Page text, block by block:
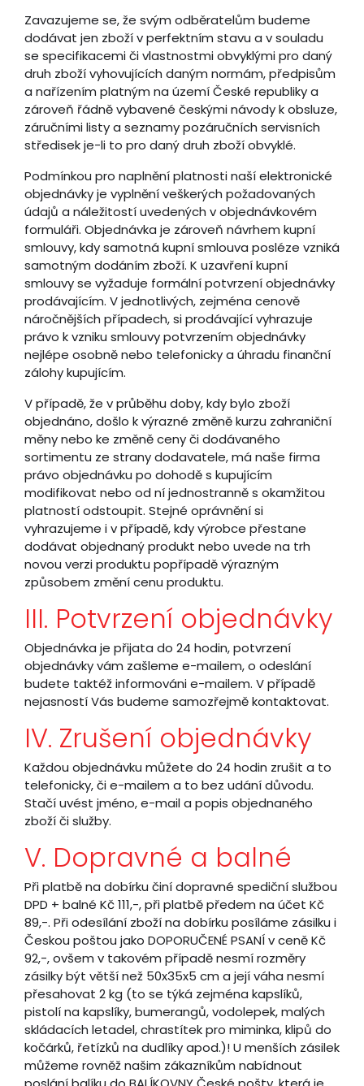
Zavazujeme se, že svým odběratelům budeme
dodávat jen zboží v perfektním stavu a v souladu
se specifikacemi či vlastnostmi obvyklými pro daný
druh zboží vyhovujících daným normám, předpisům
a nařízením platným na území České republiky a
zároveň řádně vybavené českými návody k obsluze,
záručními listy a seznamy pozáručních servisních
středisek je-li to pro daný druh zboží obvyklé.
Podmínkou pro naplnění platnosti naší elektronické
objednávky je vyplnění veškerých požadovaných
údajů a náležitostí uvedených v objednávkovém
formuláři. Objednávka je zároveň návrhem kupní
smlouvy, kdy samotná kupní smlouva posléze vzniká
samotným dodáním zboží. K uzavření kupní
smlouvy se vyžaduje formální potvrzení objednávky
prodávajícím. V jednotlivých, zejména cenově
náročnějších případech, si prodávající vyhrazuje
právo k vzniku smlouvy potvrzením objednávky
nejlépe osobně nebo telefonicky a úhradu finanční
zálohy kupujícím.
V případě, že v průběhu doby, kdy bylo zboží
objednáno, došlo k výrazné změně kurzu zahraniční
měny nebo ke změně ceny či dodávaného
sortimentu ze strany dodavatele, má naše firma
právo objednávku po dohodě s kupujícím
modifikovat nebo od ní jednostranně s okamžitou
platností odstoupit. Stejné oprávnění si
vyhrazujeme i v případě, kdy výrobce přestane
dodávat objednaný produkt nebo uvede na trh
novou verzi produktu popřípadě výrazným
způsobem změní cenu produktu.
III. Potvrzení objednávky
Objednávka je přijata do 24 hodin, potvrzení
objednávky vám zašleme e-mailem, o odeslání
budete taktéž informováni e-mailem. V případě
nejasností Vás budeme samozřejmě kontaktovat.
IV. Zrušení objednávky
Každou objednávku můžete do 24 hodin zrušit a to
telefonicky, či e-mailem a to bez udání důvodu.
Stačí uvést jméno, e-mail a popis objednaného
zboží či služby.
V. Dopravné a balné
Při platbě na dobírku činí dopravné spediční službou
DPD + balné Kč 111,-, při platbě předem na účet Kč
89,-. Při odesílání zboží na dobírku posíláme zásilku i
Českou poštou jako DOPORUČENÉ PSANÍ v ceně Kč
92,-, ovšem v takovém případě nesmí rozměry
zásilky být větší než 50x35x5 cm a její váha nesmí
přesahovat 2 kg (to se týká zejména kapslíků,
pistolí na kapslíky, bumerangů, vodolepek, malých
skládacích letadel, chrastítek pro miminka, klipů do
kočárků, řetízků na dudlíky apod.)! U menších zásilek
můžeme rovněž našim zákazníkům nabídnout